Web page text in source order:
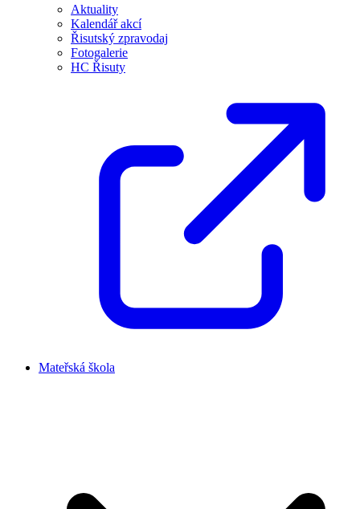
Aktuality
Kalendář akcí
Řisutský zpravodaj
Fotogalerie
HC Řisuty
Mateřská škola